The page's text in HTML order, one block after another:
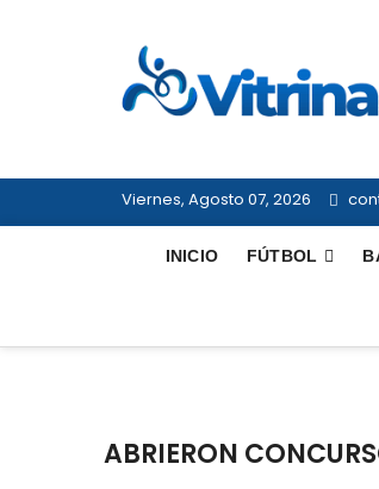
Viernes, Agosto 07, 2026
INICIO FÚTBOL
ABRIERON